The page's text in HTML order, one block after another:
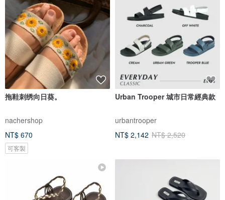
拖鞋刺绣向日葵。
nachershop
NT$ 670
可客製
Urban Trooper 城市日常經典款
urbantrooper
NT$ 2,142 NT$ 2,520